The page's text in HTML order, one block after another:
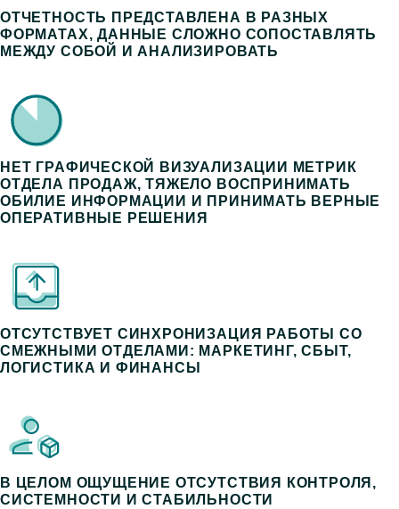
ОТЧЕТНОСТЬ ПРЕДСТАВЛЕНА В РАЗНЫХ
ФОРМАТАХ, ДАННЫЕ СЛОЖНО СОПОСТАВЛЯТЬ
МЕЖДУ СОБОЙ И АНАЛИЗИРОВАТЬ
НЕТ ГРАФИЧЕСКОЙ ВИЗУАЛИЗАЦИИ МЕТРИК
ОТДЕЛА ПРОДАЖ, ТЯЖЕЛО ВОСПРИНИМАТЬ
ОБИЛИЕ ИНФОРМАЦИИ И ПРИНИМАТЬ ВЕРНЫЕ
ОПЕРАТИВНЫЕ РЕШЕНИЯ
ОТСУТСТВУЕТ СИНХРОНИЗАЦИЯ РАБОТЫ СО
СМЕЖНЫМИ ОТДЕЛАМИ: МАРКЕТИНГ, СБЫТ,
ЛОГИСТИКА И ФИНАНСЫ
В ЦЕЛОМ ОЩУЩЕНИЕ ОТСУТСТВИЯ КОНТРОЛЯ,
СИСТЕМНОСТИ И СТАБИЛЬНОСТИ